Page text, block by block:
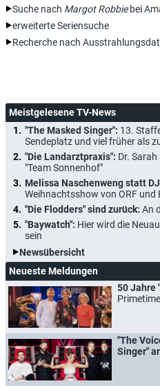
Suche nach Margot Robbiebei
erweiterte Seriensuche
Recherche nach
Meistgelesene TV-News
"The Masked Singer": 13.
Sendeplatz und viel früher als
"Die Landarztpraxis": Dr.
"Team Sonnenhof"
Melissa Naschenweng statt
Weihnachtsshow von ORF und
"Die Flodders" sind zurück: An
"Baywatch": Hier wird die
sein
Newsübersicht
Neueste Meldungen
50 Jahre
"The
Singer"